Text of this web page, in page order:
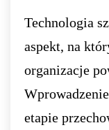
Technologia
aspekt, na
organizacje
etapie